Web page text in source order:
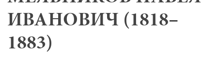
ИВАНОВИЧ (1818–
1883)